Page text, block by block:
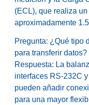
(ECL), que realiza
aproximadamente
Pregunta: ¿Qué tipo
para transferir datos?
Respuesta: La
interfaces RS-232C
pueden añadir
para una mayor